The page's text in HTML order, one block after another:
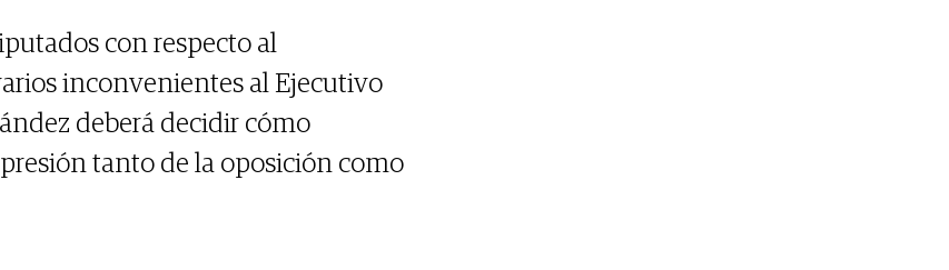
con respecto al
inconvenientes al Ejecutivo
deberá decidir cómo
tanto de la oposición como